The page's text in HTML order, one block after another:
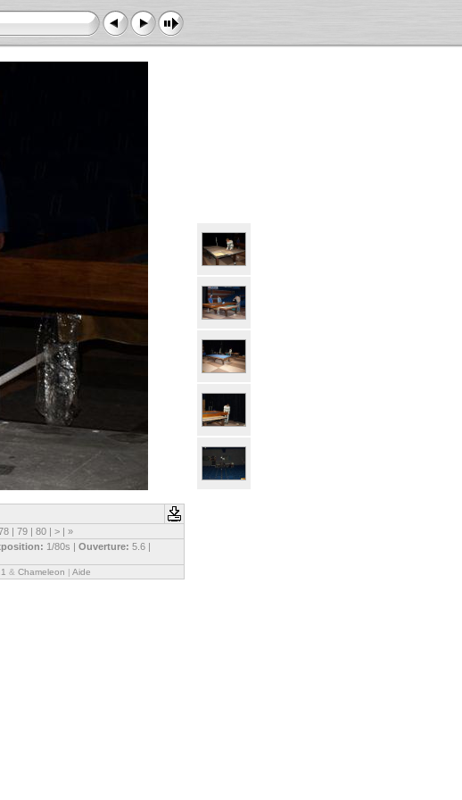
| 79 | 80 | > | »
1/80s | Ouverture: 5.6 |
& Chameleon | Aide